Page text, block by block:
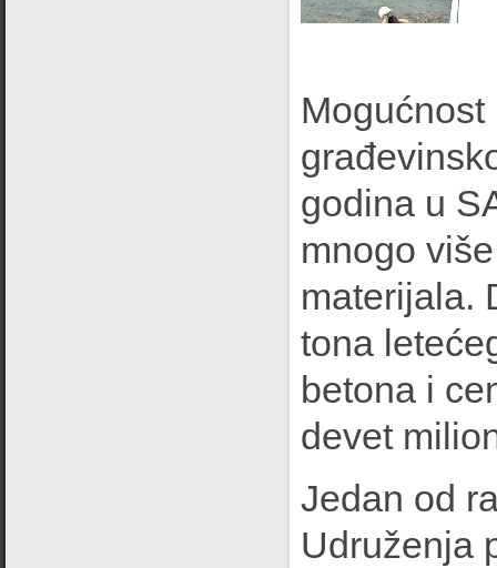
godina u
mnogo
materijala.
tona
betona i
devet
Jedan od
Udruženja